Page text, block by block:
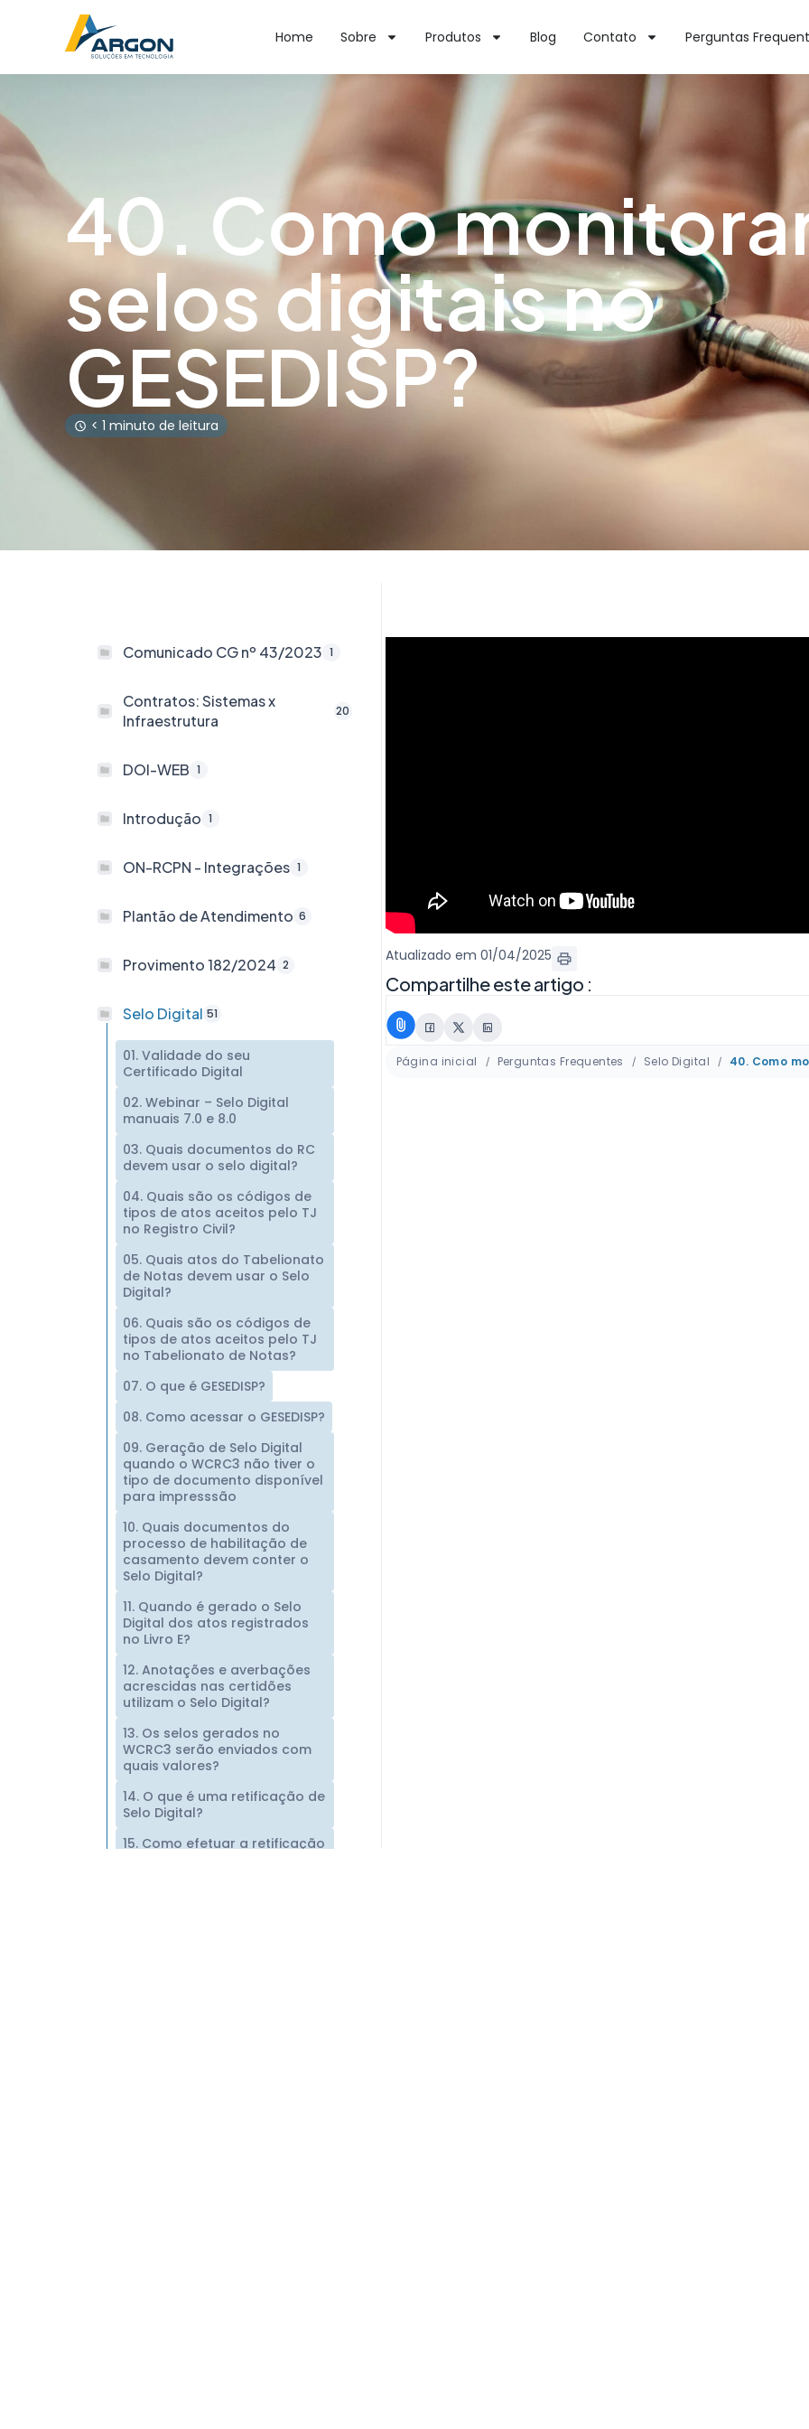
Home Sobre Produtos Blog Contato Perguntas
40. Como
selos digitais no
GESEDISP?
< 1 minuto de leitura
Comunicado CG nº 43/2023 1
Contratos: Sistemas x
Infraestrutura
20
DOI-WEB 1
Introdução 1
ON-RCPN - Integrações 1
Plantão de Atendimento 6
Provimento 182/2024 2
Selo Digital 51
01. Validade do seu
Certificado Digital
02. Webinar – Selo Digital
manuais 7.0 e 8.0
03. Quais documentos do RC
devem usar o selo digital?
04. Quais são os códigos de
tipos de atos aceitos pelo TJ
no Registro Civil?
05. Quais atos do Tabelionato
de Notas devem usar o Selo
Digital?
06. Quais são os códigos de
tipos de atos aceitos pelo TJ
no Tabelionato de Notas?
07. O que é GESEDISP?
08. Como acessar o GESEDISP?
09. Geração de Selo Digital
quando o WCRC3 não tiver o
tipo de documento disponível
para impresssão
10. Quais documentos do
processo de habilitação de
casamento devem conter o
Selo Digital?
11. Quando é gerado o Selo
Digital dos atos registrados
no Livro E?
12. Anotações e averbações
acrescidas nas certidões
utilizam o Selo Digital?
13. Os selos gerados no
WCRC3 serão enviados com
quais valores?
14. O que é uma retificação de
Selo Digital?
15. Como efetuar a retificação
Atualizado em 01/04/2025
Compartilhe este artigo :
Página inicial Perguntas Frequentes Selo Digital